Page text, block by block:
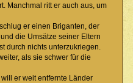
Manchmal ritt er auch aus, um
er einen Briganten, der
die Umsätze seiner Eltern
durch nichts unterzukriegen.
als sie schwer für die
er weit entfernte Länder